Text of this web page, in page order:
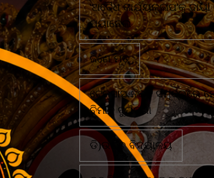
'ଅବୈଧ କାର୍ଯ୍ୟକଳାପ'କୁ
ପ୍ୟାନେଲ
ଜଣେ ମୃତ
ଟେକ୍ସାସ ନିକଟ ସମୁଦ୍ରରେ
ବିମାନ ଦୁର୍ଘଟଣା
ଡି)ଉଚ୍ଚ ବିଦ୍ୟାଳୟ